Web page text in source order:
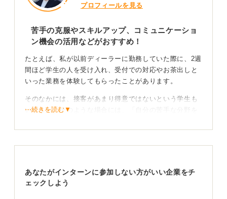
プロフィールを見る
苦手の克服やスキルアップ、コミュニケーショ
ン機会の活用などがおすすめ！
たとえば、私が以前ディーラーに勤務していた際に、2週
間ほど学生の人を受け入れ、受付での対応やお茶出しと
いった業務を体験してもらったことがあります。
そのなかには、接客があまり得意ではないという学生も
いました。そのような場合には、「自分の苦手な分野を
す。
就活を意識しすぎず純粋な姿勢で学びにいこう
⋯続きを読む▼
あなたがインターンに参加しない方がいい企業をチ
ェックしよう